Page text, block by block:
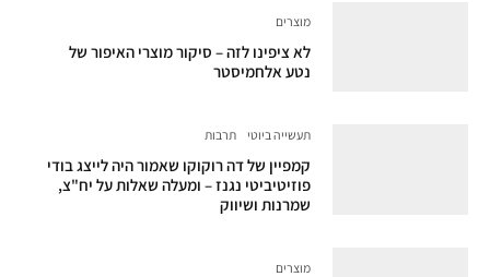
מוצרים
לא ציפינו לזה – סיקור מוצרי האיפור של
נטע אלחמיסטר
תעשייה ביוטי תרבות
קמפיין של דה רוקוקו שאמור היה לייצג בודי
פוזיטיביטי נגנז – ומעלה שאלות על יח"צ,
שמרנות ושיווק
מוצרים